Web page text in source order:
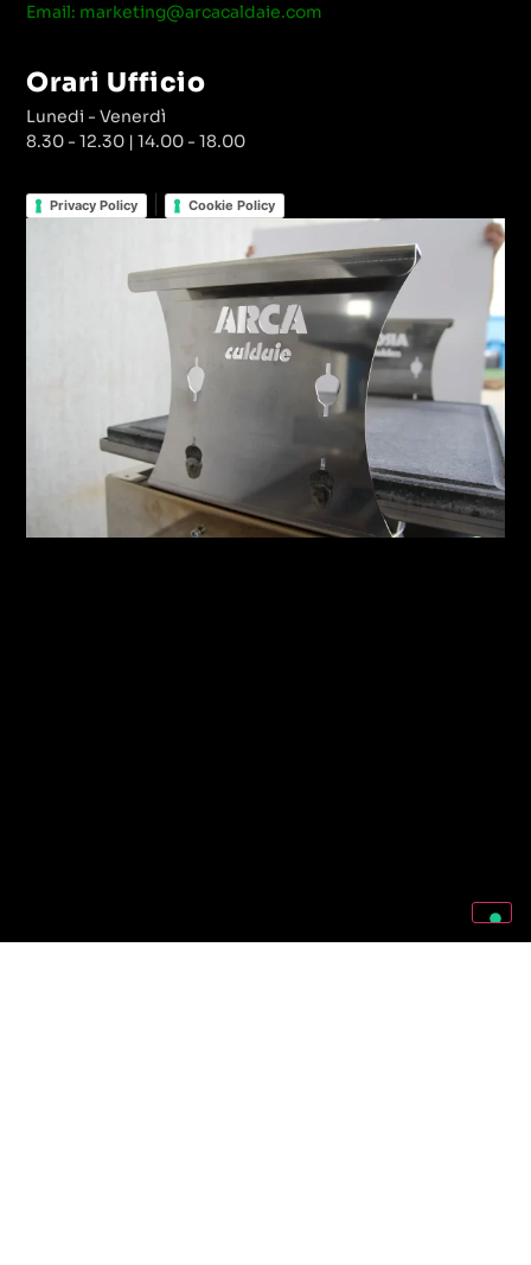
Email: marketing@arcacaldaie.com
Orari Ufficio
Lunedi - Venerdì
8.30 - 12.30 | 14.00 - 18.00
Privacy Policy Cookie Policy